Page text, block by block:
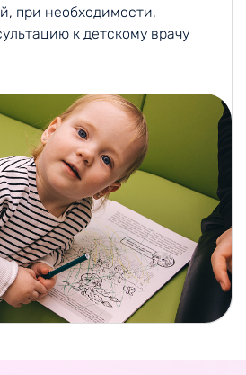
при необходимости,
к детскому врачу